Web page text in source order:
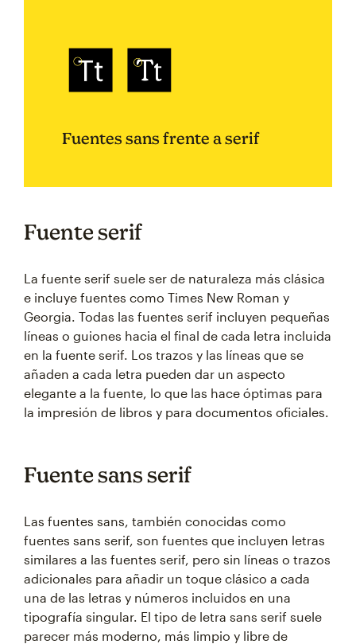
Fuentes sans frente a serif
Fuente serif
La fuente serif suele ser de naturaleza más clásica
e incluye fuentes como Times New Roman y
Georgia. Todas las fuentes serif incluyen pequeñas
líneas o guiones hacia el final de cada letra incluida
en la fuente serif. Los trazos y las líneas que se
añaden a cada letra pueden dar un aspecto
elegante a la fuente, lo que las hace óptimas para
la impresión de libros y para documentos oficiales.
Fuente sans serif
Las fuentes sans, también conocidas como
fuentes sans serif, son fuentes que incluyen letras
similares a las fuentes serif, pero sin líneas o trazos
adicionales para añadir un toque clásico a cada
una de las letras y números incluidos en una
tipografía singular. El tipo de letra sans serif suele
parecer más moderno, más limpio y libre de